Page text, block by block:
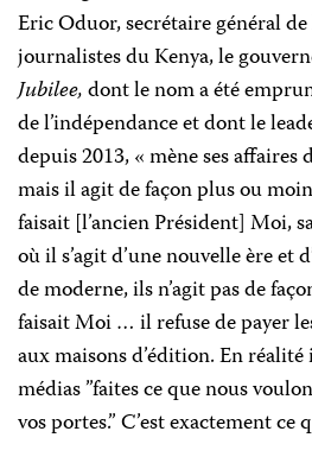
Eric Oduor, secrétaire général
journalistes du Kenya, le
Jubilee,dont le nom a été
de l’indépendance et dont le
depuis 2013, « mène ses affaires
mais il agit de façon plus ou
faisait [l’ancien Président] Moi,
où il s’agit d’une nouvelle ère et
de moderne, ils n’agit pas de
faisait Moi … il refuse de payer
aux maisons d’édition. En
médias ”faites ce que nous
vos portes.” C’est exactement ce